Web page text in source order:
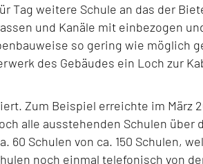
Tag weitere Schule an das der
und Kanäle mit einbezogen
so gering wie möglich
des Gebäudes ein Loch zur
Zum Beispiel erreichte im März
alle ausstehenden Schulen über
Schulen von ca. 150 Schulen,
noch einmal telefonisch von